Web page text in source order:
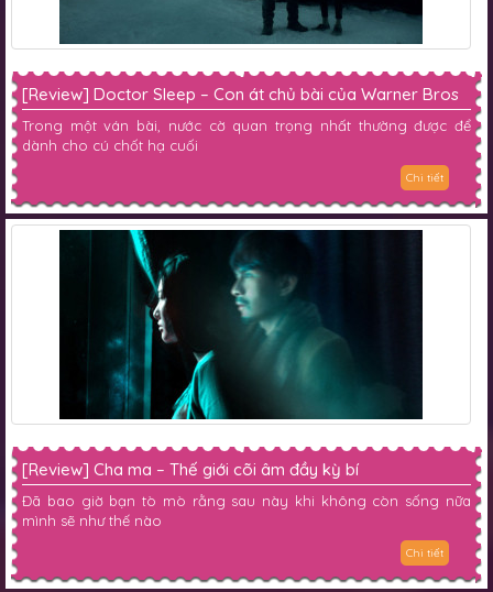
[Review] Doctor Sleep – Con át chủ bài của Warner Bros
Trong một ván bài, nước cờ quan trọng nhất thường được để
dành cho cú chốt hạ cuối
Chi tiết
[Review] Cha ma – Thế giới cõi âm đầy kỳ bí
Đã bao giờ bạn tò mò rằng sau này khi không còn sống nữa
mình sẽ như thế nào
Chi tiết